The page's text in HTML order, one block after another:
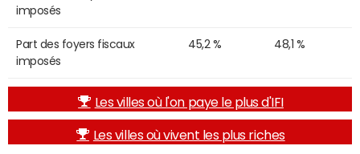
imposés
Part des foyers fiscaux
imposés
45,2 % 48,1 %
Les villes où l'on paye le plus d'IFI
Les villes où vivent les plus riches